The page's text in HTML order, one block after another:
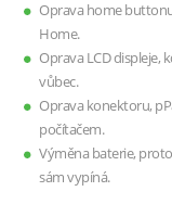
Oprava home
Home.
Oprava LCD displeje,
vůbec.
Oprava konektoru,
počítačem.
Výměna baterie,
sám vypíná.